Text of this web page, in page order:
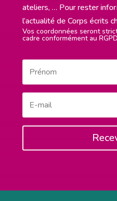
ateliers, … Pour rester
l’actualité de Corps écrits
Vos coordonnées seront
cadre conformément au